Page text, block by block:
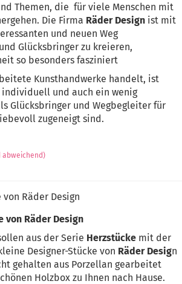
Themen, die für viele Menschen mit
Die Firma Räder Design ist mit
und neuen Weg
Glücksbringer zu kreieren,
so besonders fasziniert
Kunsthandwerke handelt, ist
und auch ein wenig
Glücksbringer und Wegbegleiter für
zugeneigt sind.
abweichend)
Räder Design
von Räder Design
aus der Serie Herzstücke mit der
Designer-Stücke von Räder Design
gehalten aus Porzellan gearbeitet
Holzbox zu Ihnen nach Hause.